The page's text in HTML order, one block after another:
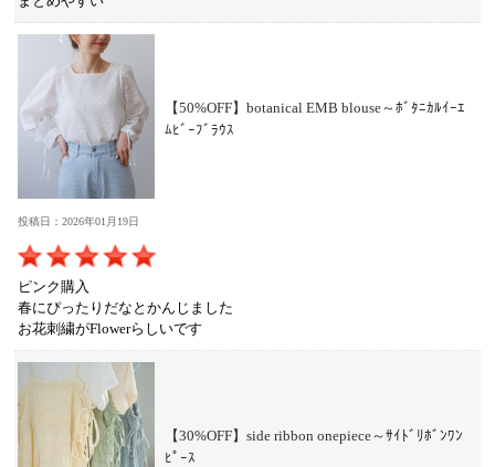
【50%OFF】botanical EMB blouse～ﾎﾞﾀﾆｶﾙｲｰｴ
ﾑﾋﾞｰﾌﾞﾗｳｽ
投稿日：2026年01月19日
ピンク購入
春にぴったりだなとかんじました
お花刺繍がFlowerらしいです
【30%OFF】side ribbon onepiece～ｻｲﾄﾞﾘﾎﾞﾝﾜﾝ
ﾋﾟｰｽ